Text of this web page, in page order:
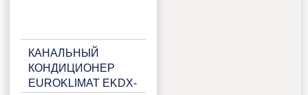
КАНАЛЬНЫЙ
КОНДИЦИОНЕР
EUROKLIMAT EKDX-